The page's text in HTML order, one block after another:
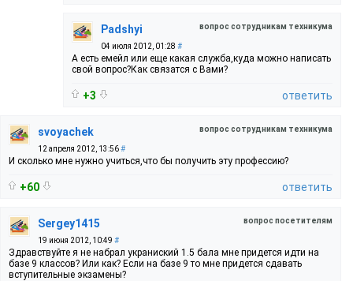
вопрос сотрудникам техникума
Padshyi
04 июля 2012, 01:28 #
А есть емейл или еще какая служба,куда можно написать
свой вопрос?Как связатся с Вами?
+3 ответить
вопрос сотрудникам техникума
svoyachek
12 апреля 2012, 13:56#
И сколько мне нужно учиться,что бы получить эту профессию?
+60 ответить
вопрос посетителям
Sergey1415
19 июня 2012, 10:49 #
Здравствуйте я не набрал украниский 1.5 бала мне придется идти на
базе 9 классов? Или как? Если на базе 9 то мне придется сдавать
вступительные экзамены?